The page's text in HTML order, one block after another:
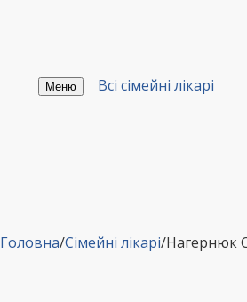
Меню Всі сімейні лікарі
Головна/Сімейні лікарі/Нагернюк